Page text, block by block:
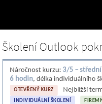
Školení Outlook
Náročnost kurzu: 3/5 – střední
6 hodin, délka individuálního
OTEVŘENÝ KURZ Nejbližší
INDIVIDUÁLNÍ ŠKOLENÍ